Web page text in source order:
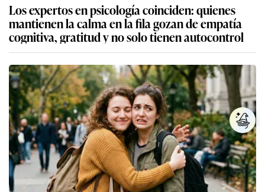
Los expertos en psicología coinciden: quienes
mantienen la calma en la fila gozan de empatía
cognitiva, gratitud y no solo tienen autocontrol